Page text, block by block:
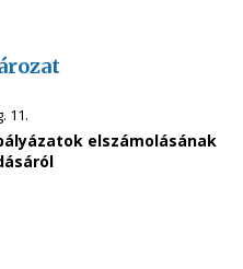
11.
elszámolásának